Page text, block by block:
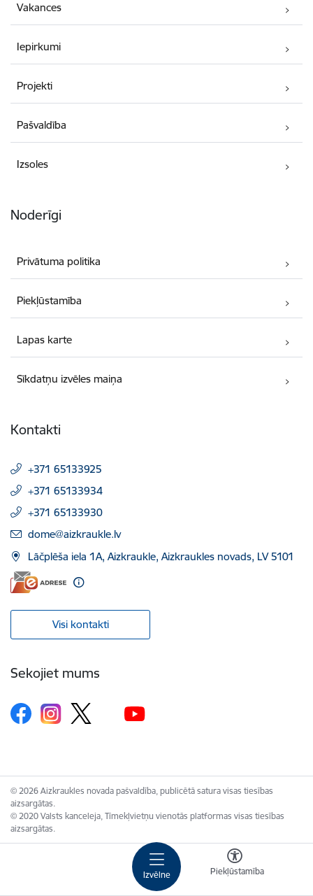
Izvēlne Piekļūstamība
Vakances
Iepirkumi
Projekti
Pašvaldība
Izsoles
Noderīgi
Privātuma politika
Piekļūstamība
Lapas karte
Sīkdatņu izvēles maiņa
Kontakti
+371 65133925
+371 65133934
+371 65133930
E-pasts:
dome@aizkraukle.lv
Lāčplēša iela 1A, Aizkraukle, Aizkraukles novads, LV 5101
Visi kontakti
Sekojiet mums
© 2026 Aizkraukles novada pašvaldība, publicētā satura visas tiesības
aizsargātas.
© 2020 Valsts kanceleja, Tīmekļvietņu vienotās platformas visas tiesības
aizsargātas.